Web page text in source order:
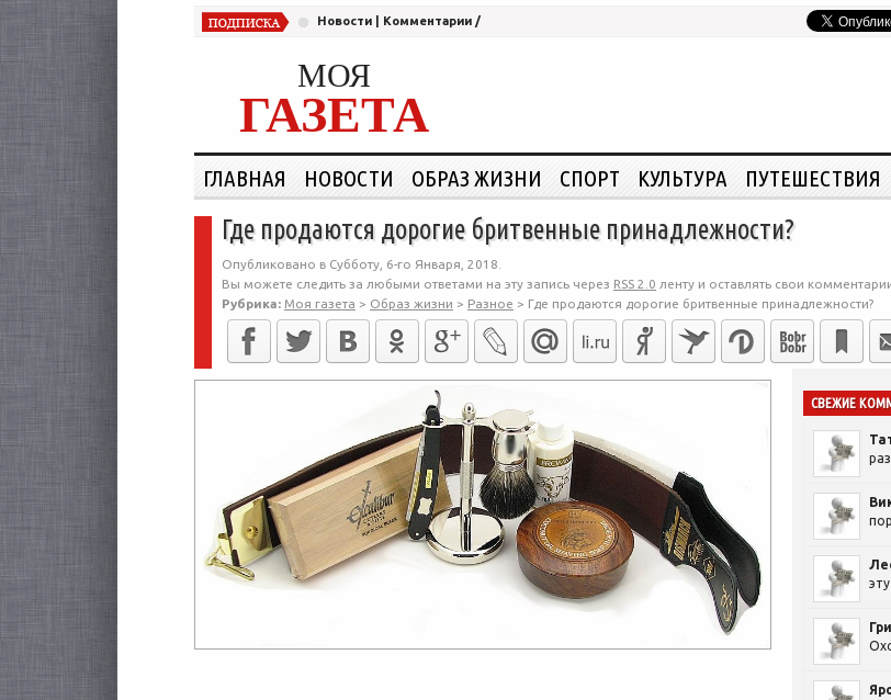
Новости Комментарии /
МОЯ
ГАЗЕТА
ГЛАВНАЯ НОВОСТИ ОБРАЗ ЖИЗНИ СПОРТ КУЛЬТУРА ПУТЕШЕСТВИЯ
Где продаются дорогие бритвенные принадлежности?
Опубликовано в Субботу, 6-го Января, 2018.
Вы можете следить за любыми ответами на эту запись через RSS 2.0 ленту и оставлять свои
Рубрика: Моя газета > Образ жизни > Разное > Где продаются дорогие бритвенные принадлежности?
СВЕЖИЕ